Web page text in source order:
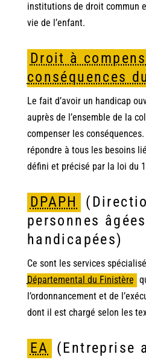
institutions de droit commun
vie de l’enfant.
Droit à
conséquences
Le fait d’avoir un handicap
auprès de l’ensemble de la
compenser les
répondre à tous les besoins
défini et précisé par la loi du
DPAPH
personnes
handicapées)
Ce sont les services
Départemental du Finistère
l’ordonnancement et de
dont il est chargé selon les
EA (Entreprise